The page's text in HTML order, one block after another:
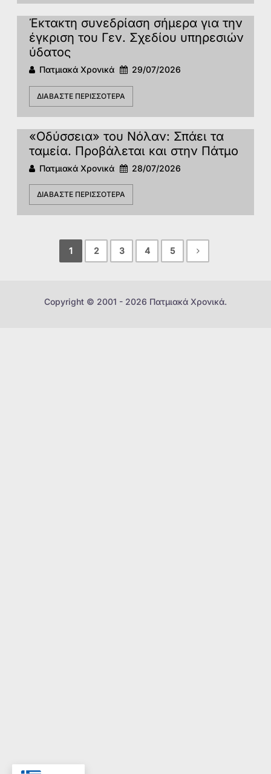
Έκτακτη συνεδρίαση σήμερα για την
έγκριση του Γεν. Σχεδίου υπηρεσιών
ύδατος
Πατμιακά Χρονικά 29/07/2026
ΔΙΑΒΆΣΤΕ ΠΕΡΙΣΣΌΤΕΡΑ
«Οδύσσεια» του Νόλαν: Σπάει τα
ταμεία. Προβάλεται και στην Πάτμο
Πατμιακά Χρονικά 28/07/2026
ΔΙΑΒΆΣΤΕ ΠΕΡΙΣΣΌΤΕΡΑ
1 2 3 4 5
Copyright © 2001 - 2026 Πατμιακά Χρονικά.